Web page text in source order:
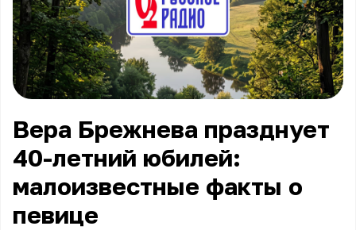
Вера Брежнева празднует
40-летний юбилей:
малоизвестные факты о
певице